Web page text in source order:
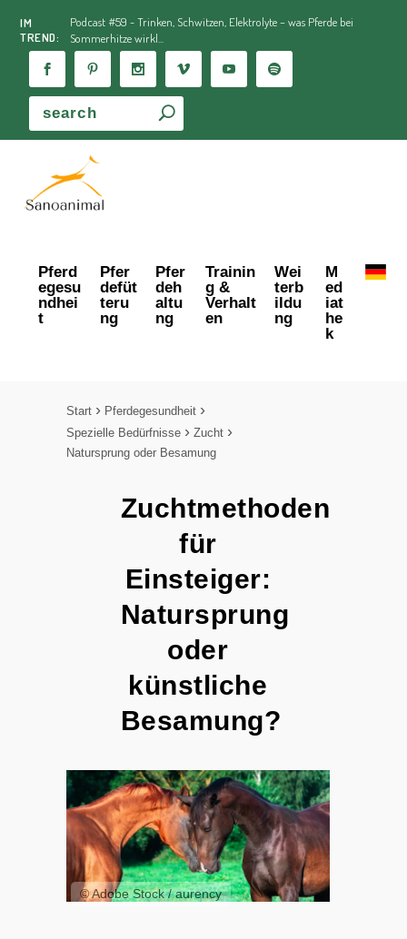
IM
TREND:
Podcast #59 - Trinken, Schwitzen, Elektrolyte – was Pferde bei
Sommerhitze wirkl...
Pferd
egesu
ndhei
t
Pfer
defüt
teru
ng
Pfer
deh
altu
ng
Trainin
g &
Verhalt
en
Wei
terb
ildu
ng
M
ed
iat
he
k
Start
Pferdegesundheit
Spezielle Bedürfnisse
Zucht
Natursprung oder Besamung
Zuchtmethoden
für
Einsteiger:
Natursprung
oder
künstliche
Besamung?
© Adobe Stock / aurency